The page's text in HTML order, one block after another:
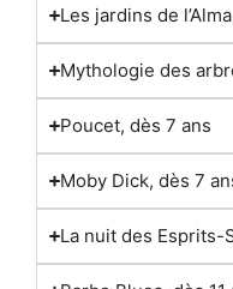
Les jardins de
Mythologie des
Poucet, dès 7 ans
Moby Dick, dès 7
La nuit des Esprits-